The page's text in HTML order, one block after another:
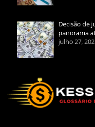
Decisão de
panorama
julho 27,